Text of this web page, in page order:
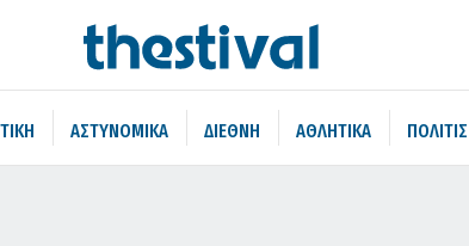
ΑΣΤΥΝΟΜΙΚΑ ΔΙΕΘΝΗ ΑΘΛΗΤΙΚΑ